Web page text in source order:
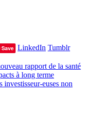
Save LinkedIn Tumblr
rapport de la santé
à long terme
investisseur-euses non